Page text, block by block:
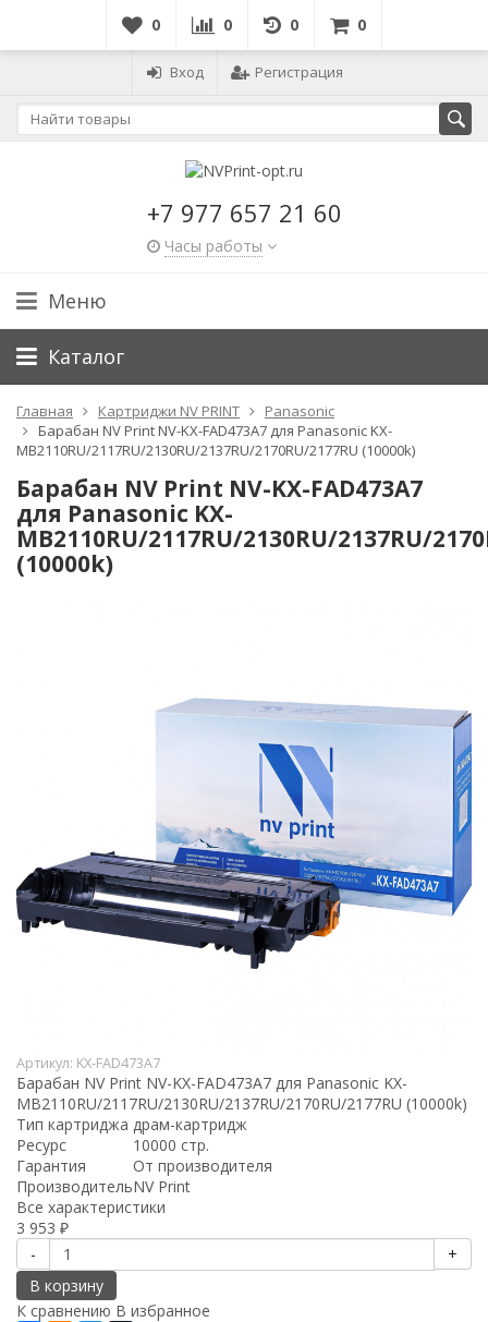
0 0 0 0
Вход Регистрация
+7 977 657 21 60
Часы работы
Меню
Каталог
Главная Картриджи NV PRINT
Panasonic
Барабан NV Print NV-KX-FAD473A7 для Panasonic KX-
MB2110RU/2117RU/2130RU/2137RU/2170RU/2177RU (10000k)
Барабан NV Print NV-KX-FAD473A7
для Panasonic KX-
MB2110RU/2117RU/2130RU/2137RU/
(10000k)
Артикул: KX-FAD473A7
Барабан NV Print NV-KX-FAD473A7 для Panasonic KX-
MB2110RU/2117RU/2130RU/2137RU/2170RU/2177RU (10000k)
Тип картриджа драм-картридж
Ресурс
10000 стр.
Гарантия
От производителя
ПроизводительNV Print
Все характеристики
3 953 ₽
-
+
В корзину
К сравнению В избранное